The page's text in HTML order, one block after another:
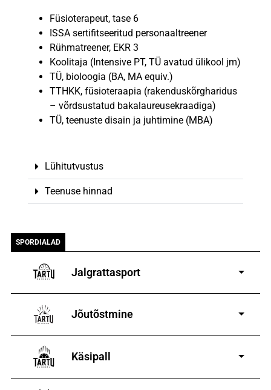
Füsioterapeut, tase 6
ISSA sertifitseeritud personaaltreener
Rühmatreener, EKR 3
Koolitaja (Intensive PT, TÜ avatud ülikool jm)
TÜ, bioloogia (BA, MA equiv.)
TTHKK, füsioteraapia (rakenduskõrgharidus
– võrdsustatud bakalaureusekraadiga)
TÜ, teenuste disain ja juhtimine (MBA)
Lühitutvustus
Teenuse hinnad
SPORDIALAD
Jalgrattasport
vanematele poistele ja tüdrukutele
Jõutõstmine
14-19-aastastele
poistele ja tüdrukutele
Käsipall